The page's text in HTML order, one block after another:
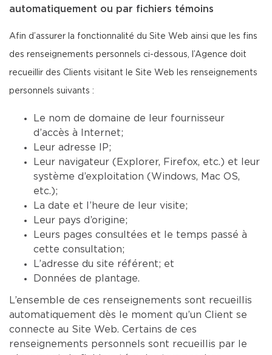
automatiquement ou par fichiers témoins
Afin d’assurer la fonctionnalité du Site Web ainsi que les fins
des renseignements personnels ci-dessous, l’Agence doit
recueillir des Clients visitant le Site Web les renseignements
personnels suivants :
Le nom de domaine de leur fournisseur
d’accès à Internet;
Leur adresse IP;
Leur navigateur (Explorer, Firefox, etc.) et leur
système d’exploitation (Windows, Mac OS,
etc.);
La date et l’heure de leur visite;
Leur pays d’origine;
Leurs pages consultées et le temps passé à
cette consultation;
L’adresse du site référent; et
Données de plantage.
L’ensemble de ces renseignements sont recueillis
automatiquement dès le moment qu’un Client se
connecte au Site Web. Certains de ces
renseignements personnels sont recueillis par le